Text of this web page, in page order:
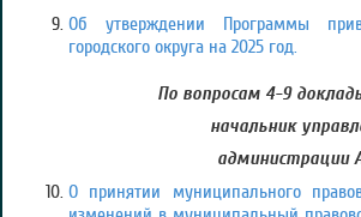
Об утверждении Программы
городского округа на 2025 год.
По вопросам 4-9
начальник
администрации
О принятии муниципального